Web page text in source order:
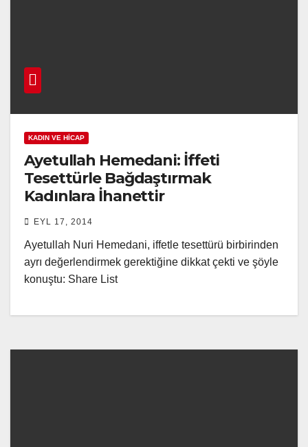
KADIN VE HICAP
Ayetullah Hemedani: İffeti
Tesettürle Bağdaştırmak
Kadınlara İhanettir
EYL 17, 2014
Ayetullah Nuri Hemedani, iffetle tesettürü birbirinden
ayrı değerlendirmek gerektiğine dikkat çekti ve şöyle
konuştu: Share List